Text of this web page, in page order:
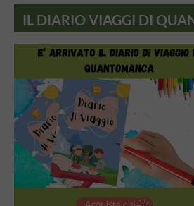
IL DIARIO VIAGGI DI